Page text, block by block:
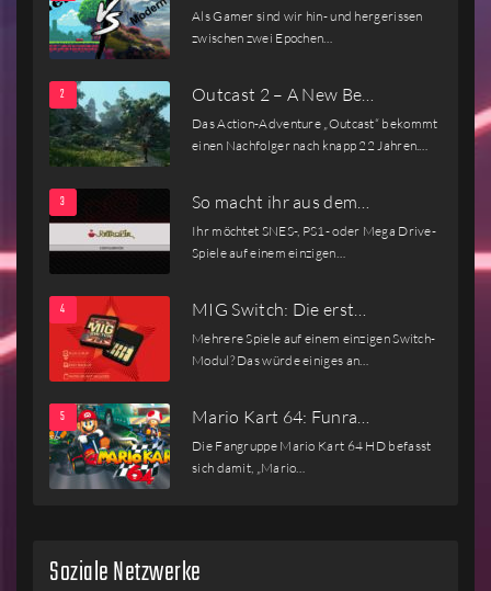
Als Gamer sind wir hin- und hergerissen
zwischen zwei Epochen…
Outcast 2 – A New Be…
Das Action-Adventure „Outcast“ bekommt
einen Nachfolger nach knapp 22 Jahren.…
So macht ihr aus dem…
Ihr möchtet SNES-, PS1- oder Mega Drive-
Spiele auf einem einzigen…
MIG Switch: Die erst…
Mehrere Spiele auf einem einzigen Switch-
Modul? Das würde einiges an…
Mario Kart 64: Funra…
Die Fangruppe Mario Kart 64 HD befasst
sich damit, „Mario…
Soziale Netzwerke